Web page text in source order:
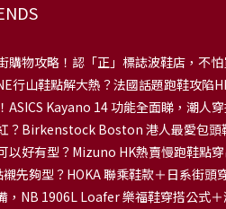
購物攻略！認「正」標誌波鞋店，不怕
行山鞋點解大熱？法國話題跑鞋攻陷
ASICS Kayano 14 功能全面睇，潮人穿
？Birkenstock Boston 港人最愛包頭
以好有型？Mizuno HK熱賣慢跑鞋點穿
先夠型？HOKA 聯乘鞋款＋日系街頭
，NB 1906L Loafer 樂福鞋穿搭公式＋